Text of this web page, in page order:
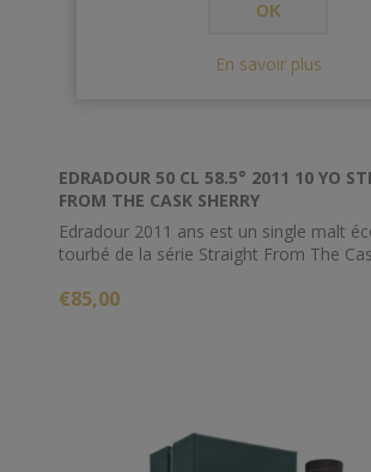
EDRADOUR 50 CL 58.5° 2011 10 YO
FROM THE CASK SHERRY
Edradour 2011 ans est un single malt
tourbé de la série Straight From The
pendant une décennie avant d'être mis
€85,00
OK
En savoir plus